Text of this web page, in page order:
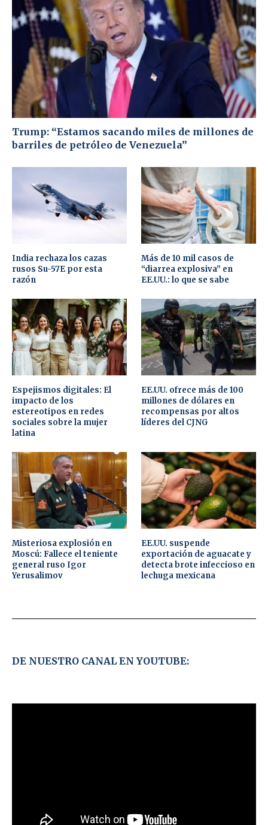
Trump: “Estamos sacando miles de millones de
barriles de petróleo de Venezuela”
India rechaza los cazas
rusos Su-57E por esta
razón
Más de 10 mil casos de
“diarrea explosiva” en
EE.UU.: lo que se sabe
Espejismos digitales: El
impacto de los
estereotipos en redes
sociales sobre la mujer
latina
EE.UU. ofrece más de 100
millones de dólares en
recompensas por altos
líderes del CJNG
Misteriosa explosión en
Moscú: Fallece el teniente
general ruso Igor
Yerusalimov
EE.UU. suspende
exportación de aguacate y
detecta brote infeccioso en
lechuga mexicana
DE NUESTRO CANAL EN YOUTUBE: